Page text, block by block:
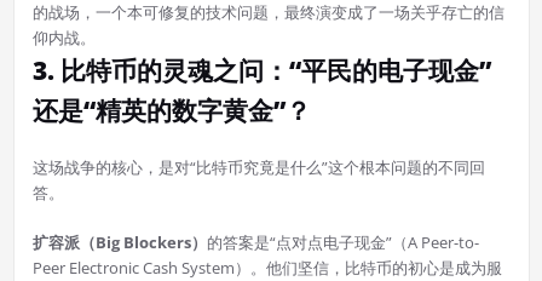
的战场，一个本可修复的技术问题，最终演变成了一场关乎存亡的信
仰内战。
3. 比特币的灵魂之问：“平民的电子现金”
还是“精英的数字黄金”？
这场战争的核心，是对“比特币究竟是什么”这个根本问题的不同回
答。
扩容派（Big Blockers） 的答案是“点对点电子现金”（A Peer-to-
Peer Electronic Cash System）。他们坚信，比特币的初心是成为服